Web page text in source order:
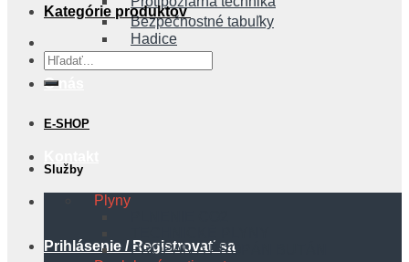
Bezpečnostné tabuľky
Hadice
O nás
Prihlásenie / Registrovať sa
Kategórie produktov
Hľadať:
E-SHOP
Služby
Plyny
PROPÁN A PROPÁN BUTÁN